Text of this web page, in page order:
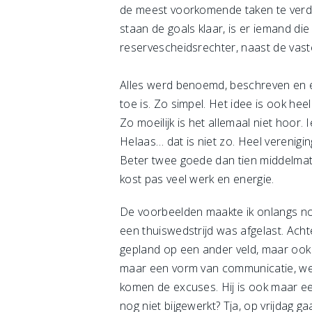
de meest voorkomende taken te
staan de goals klaar, is er iemand
reservescheidsrechter, naast de
Alles werd benoemd, beschreven
toe is. Zo simpel. Het idee is ook
Zo moeilijk is het allemaal niet hoor.
Helaas… dat is niet zo. Heel
Beter twee goede dan tien
kost pas veel werk en energie.
De voorbeelden maakte ik onlangs
een thuiswedstrijd was afgelast.
gepland op een ander veld, maar
maar een vorm van communicatie,
komen de excuses. Hij is ook maar
nog niet bijgewerkt? Tja, op vrijdag